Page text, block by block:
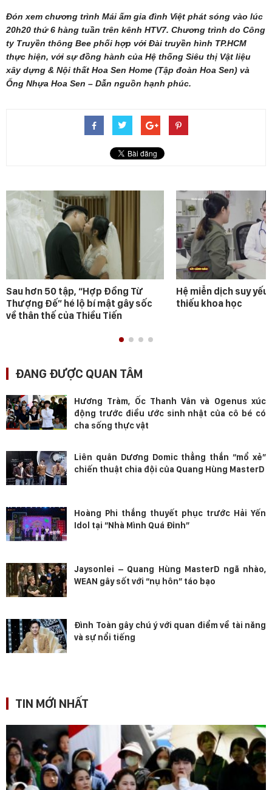
Đón xem chương trình Mái ấm gia đình Việt phát sóng vào lúc
20h20 thứ 6 hàng tuần trên kênh HTV7. Chương trình do Công
ty Truyền thông Bee phối hợp với Đài truyền hình TP.HCM
thực hiện, với sự đồng hành của Hệ thống Siêu thị Vật liệu
xây dựng & Nội thất Hoa Sen Home (Tập đoàn Hoa Sen) và
Ống Nhựa Hoa Sen – Dẫn nguồn hạnh phúc.
Sau hơn 50 tập, “Hợp Đồng Từ
Thượng Đế” hé lộ bí mật gây sốc
về thân thế của Thiều Tiến
Hệ miễn dịch suy
thiếu khoa học
ĐANG ĐƯỢC QUAN TÂM
Hương Tràm, Ốc Thanh Vân và Ogenus xúc
động trước điều ước sinh nhật của cô bé có
cha sống thực vật
Liên quân Dương Domic thẳng thắn “mổ xẻ”
chiến thuật chia đội của Quang Hùng MasterD
Hoàng Phi thắng thuyết phục trước Hải Yến
Idol tại “Nhà Mình Quá Đỉnh”
Jaysonlei – Quang Hùng MasterD ngã nhào,
WEAN gây sốt với “nụ hôn” táo bạo
Đình Toàn gây chú ý với quan điểm về tài năng
và sự nổi tiếng
TIN MỚI NHẤT